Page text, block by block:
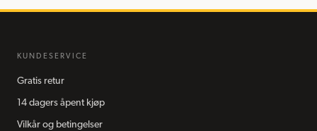
KUNDESERVICE
Gratis retur
14 dagers åpent kjøp
Vilkår og betingelser